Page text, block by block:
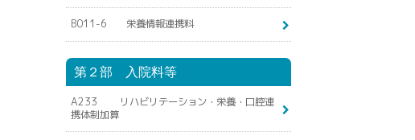
B011-6 栄養情報連携料
第２部 入院料等
A233 リハビリテーション・栄養・口腔連
携体制加算